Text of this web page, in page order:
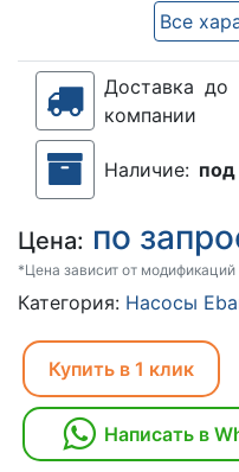
Все
Доставка до
компании
Наличие: под
Цена: по
*Цена зависит от
Категория: Насосы
Купить в 1 клик
Написать в